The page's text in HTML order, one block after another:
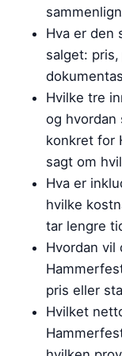
Hva er den
salget:
Hvilke tre
og hvordan
konkret for
sagt om
Hva er
hvilke
tar lengre
Hvordan vil
pris eller
Hvilket